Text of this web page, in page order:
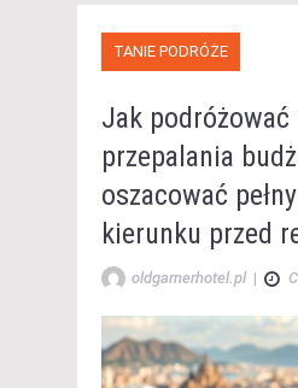
TANIE PODRÓŻE
Jak podróżować
przepalania
oszacować
kierunku przed
oldgarnerhotel.pl |